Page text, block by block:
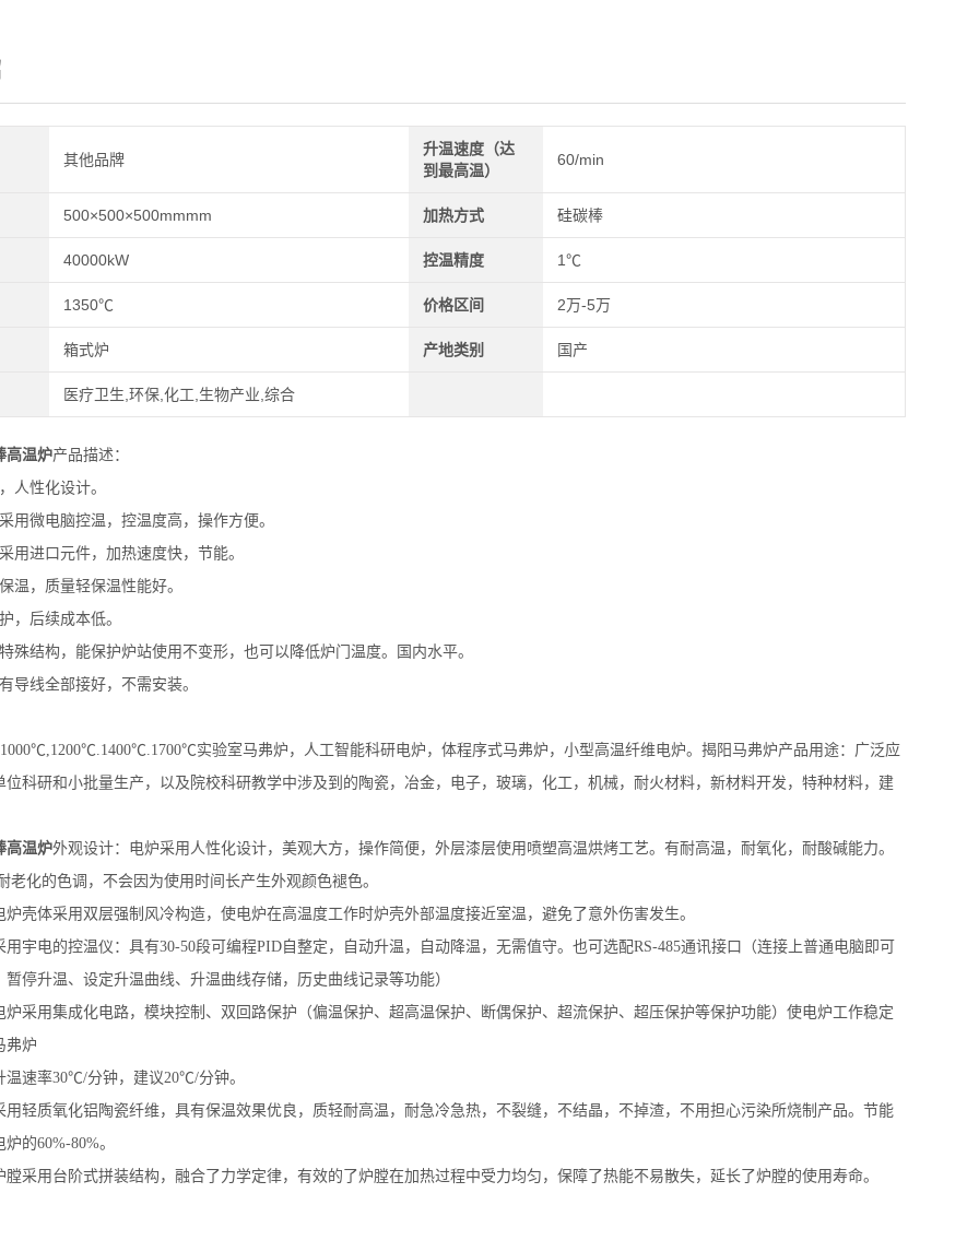
其他品牌
升温速度（达
到最高温）
60/min
500×500×500mmmm 加热方式 硅碳棒
40000kW 控温精度 1℃
1350℃ 价格区间 2万-5万
箱式炉 产地类别 国产
医疗卫生,环保,化工,生物产业,综合
高温炉产品描述：
人性化设计。
用微电脑控温，控温度高，操作方便。
用进口元件，加热速度快，节能。
温，质量轻保温性能好。
，后续成本低。
殊结构，能保护炉站使用不变形，也可以降低炉门温度。国内水平。
导线全部接好，不需安装。
实验室马弗炉，人工智能科研电炉，体程序式马弗炉，小型高温纤维电炉。揭阳马弗炉产品用途：广泛应
位科研和小批量生产，以及院校科研教学中涉及到的陶瓷，冶金，电子，玻璃，化工，机械，耐火材料，新材料开发，特种材料，建
高温炉外观设计：电炉采用人性化设计，美观大方，操作简便，外层漆层使用喷塑高温烘烤工艺。有耐高温，耐氧化，耐酸碱能力。
老化的色调，不会因为使用时间长产生外观颜色褪色。
炉壳体采用双层强制风冷构造，使电炉在高温度工作时炉壳外部温度接近室温，避免了意外伤害发生。
用宇电的控温仪：具有30-50段可编程PID自整定，自动升温，自动降温，无需值守。也可选配RS-485通讯接口（连接上普通电脑即可
暂停升温、设定升温曲线、升温曲线存储，历史曲线记录等功能）
炉采用集成化电路，模块控制、双回路保护（偏温保护、超高温保护、断偶保护、超流保护、超压保护等保护功能）使电炉工作稳定
弗炉
温速率30℃/分钟，建议20℃/分钟。
用轻质氧化铝陶瓷纤维，具有保温效果优良，质轻耐高温，耐急冷急热，不裂缝，不结晶，不掉渣，不用担心污染所烧制产品。节能
的60%-80%。
膛采用台阶式拼装结构，融合了力学定律，有效的了炉膛在加热过程中受力均匀，保障了热能不易散失，延长了炉膛的使用寿命。